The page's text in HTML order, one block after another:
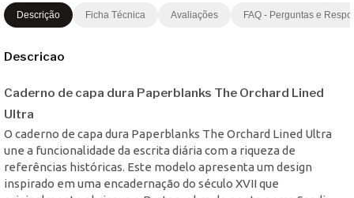
Descrição Ficha Técnica Avaliações FAQ - Perguntas e
Descricao
Caderno de capa dura Paperblanks The Orchard Lined
Ultra
O caderno de capa dura Paperblanks The Orchard Lined Ultra
une a funcionalidade da escrita diária com a riqueza de
referências históricas. Este modelo apresenta um design
inspirado em uma encadernação do século XVII que